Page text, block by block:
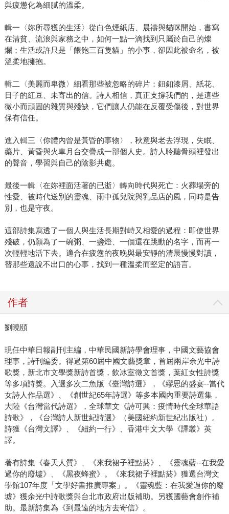
與疲憊化為細膩的溫柔。
輯一〈妳所尋獲的生活〉從白色煙紙店、晨禱與貓咪開始，書寫
在清貧、流浪與家務之中，如何一點一滴找到只屬於自己的燦
爛；生活或許只是「餵飽三百隻貓」的小事，卻因此被命名，被
溫柔地擁抱。
輯二〈美麗而卑微〉細看那些被忽略的碎片：鈕釦漆屑、紙花、
日子的紅豆、未寄出的信。詩人相信，真正支撐我們的，是這些
微小而頑固的雜質與殘缺，它們讓人仍能在反覆受傷後，對世界
保有信任。
進入輯三〈你體內曾是黃昏的事物〉，秋意與老去浮現，失眠、
藥片、黃昏與火車月台交疊成一部個人史。詩人聆聽骨頭裡發出
的聲音，學習與自己的陰影共處。
最後一輯〈在妳裡面活著的已逝〉轉向時代與死亡：火葬場旁的
性愛、被時代送別的靈魂、雨中孤兒院與乳品店的風，同時是告
別，也是守夜。
這部詩集寫透了一個人與生活長期對峙又相愛的過程：即使世界
殘破，仍願為了一碗粥、一盞燈、一個還在跳動的名字，而再一
次輕輕地活下去。適合在疲憊的夜晚與最安靜的清晨慢慢對讀，
替那些還說不出口的心事，找到一種溫柔而堅定的語言。
作者
劉曉頤
現任中華日報副刊主編，中華民國新詩學會理事，中國文藝協會
理事，詩刊編委。得過第60屆中國文藝獎章，首屆兩岸余光中詩
歌獎，新北市文學獎新詩首獎，飲冰室徵文首獎，葉紅女性詩獎
等多項詩獎。入選多次二魚版《臺灣詩選》，《繆思的盛宴--當代
女詩人作品選》、《創世紀65年詩選》等多本國內重要詩選集，
大陸《台灣當代詩選》，全球華文《詩可興：疫情時代全球華語
詩歌》，《台灣詩人新世紀詩選》（美國紐約新世紀出版社）。
詩獲《台灣文譯》、《紐約一行》、香港中文大學《譯叢》英
譯。
著有詩集《春天人質》、《來我裙子裡點菸》、《靈魂藍--在我愛
過你的廢墟》、《黑夜蜂蜜》。《來我裙子裡點菸》獲選台灣文
學館107年度「文學好書推廣專案」。《靈魂藍：在我愛過你的廢
墟》獲余光中詩歌獎與台北市政府出版補助。另獲國藝會創作補
助。最新詩集為《到最遠的地方去寄信》。